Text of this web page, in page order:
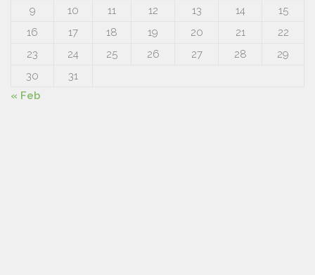
9
10 11 12 13 14
15
16
17 18 19 20 21
22
23
24 25 26 27 28
29
30
31
« Feb